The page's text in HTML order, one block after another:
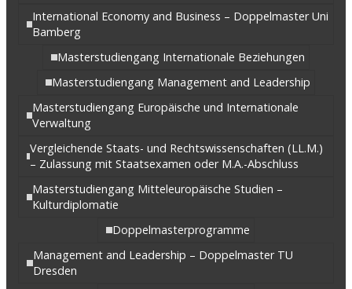
International Economy and Business – Doppelmaster Uni
Bamberg
Masterstudiengang Internationale Beziehungen
Masterstudiengang Management and Leadership
Masterstudiengang Europäische und Internationale
Verwaltung
Vergleichende Staats- und Rechtswissenschaften (LL.M.)
– Zulassung mit Staatsexamen oder M.A.-Abschluss
Masterstudiengang Mitteleuropäische Studien –
Kulturdiplomatie
Doppelmasterprogramme
Management and Leadership – Doppelmaster TU
Dresden